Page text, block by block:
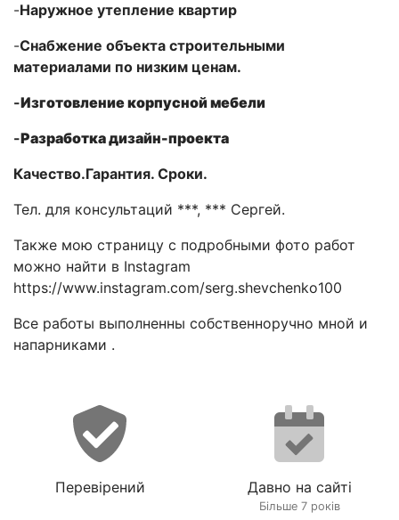
-Наружное утепление квартир
-Снабжение объекта строительными
материалами по низким ценам.
-Изготовление корпусной мебели
-Разработка дизайн-проекта
Качество.Гарантия. Сроки.
Тел. для консультаций ***, *** Сергей.
Также мою страницу c подробными фото работ
можно найти в Instagram
https://www.instagram.com/serg.shevchenko100
Все работы выполненны собственноручно мной и
напарниками .
Перевірений Давно на сайті
Більше 7 років